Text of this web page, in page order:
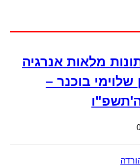
מלאות אנרגיה
בוכנר –
ה'תשפ"ו